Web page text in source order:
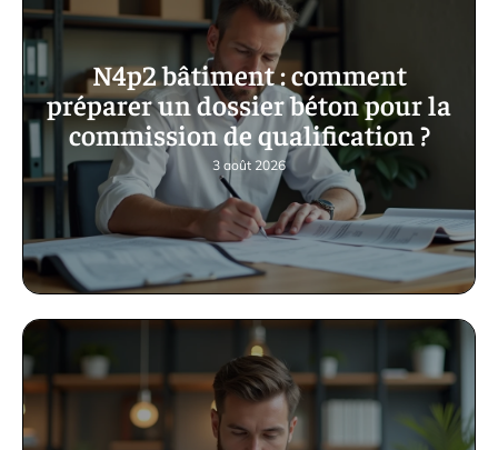
N4p2 bâtiment : comment
préparer un dossier béton pour la
commission de qualification ?
3 août 2026